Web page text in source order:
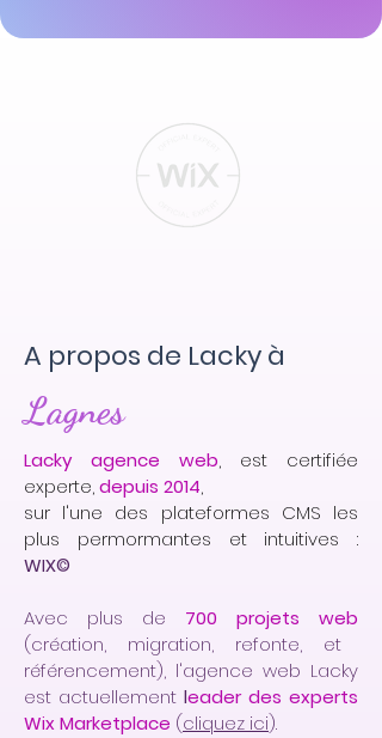
A propos de Lacky à
Lagnes
Lacky agence web, est certifiée
experte,depuis 2014,
sur l'une des plateformes CMS les
plus permormantes et intuitives :
WIX©
Avec plus de
700 projets web
(création, migration, refonte, et
référencement), l'agence web Lacky
est actuellement leader des experts
Wix Marketplace (cliquez ici).